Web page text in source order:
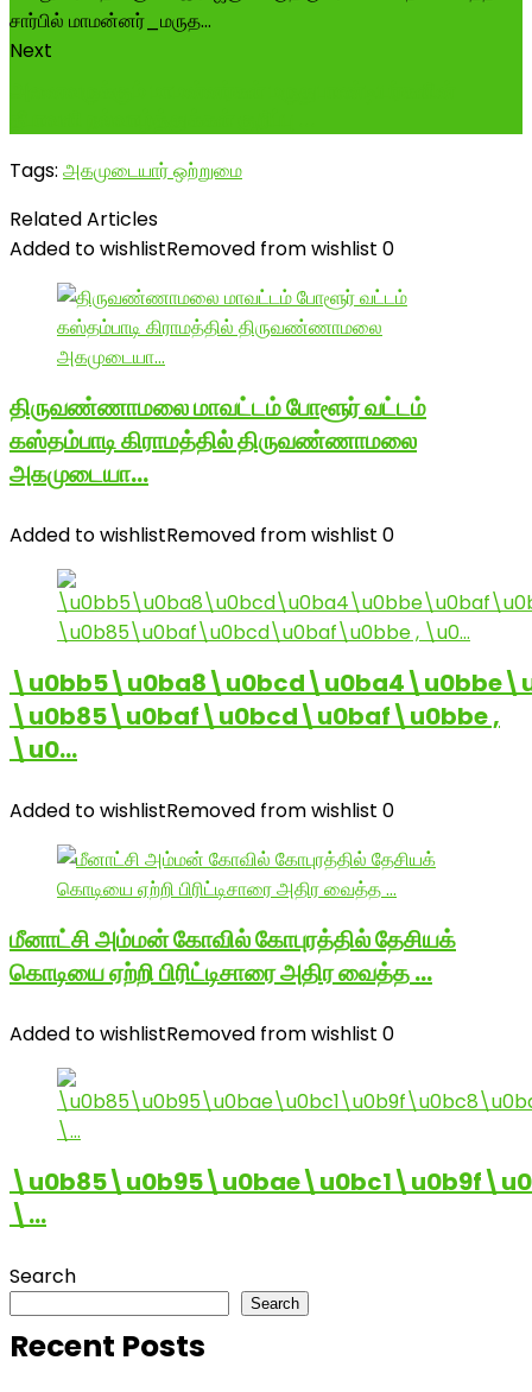
Next
Tags: அகமுடையார் ஒற்றுமை
Related Articles
Added to wishlistRemoved from wishlist 0
திருவண்ணாமலை மாவட்டம் போளூர் வட்டம்
கஸ்தம்பாடி கிராமத்தில் திருவண்ணாமலை
அகமுடையா…
Added to wishlistRemoved from wishlist 0
\u0b85\u0baf\u0bcd\u0baf\u0bbe ,
\u0…
Added to wishlistRemoved from wishlist 0
மீனாட்சி அம்மன் கோவில் கோபுரத்தில் தேசியக்
கொடியை ஏற்றி பிரிட்டிசாரை அதிர வைத்த …
Added to wishlistRemoved from wishlist 0
\…
Search
Search
Recent Posts